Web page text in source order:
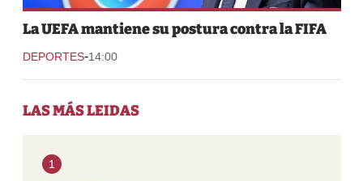
La UEFA mantiene su postura contra la FIFA
DEPORTES-14:00
LAS MÁS LEIDAS
1